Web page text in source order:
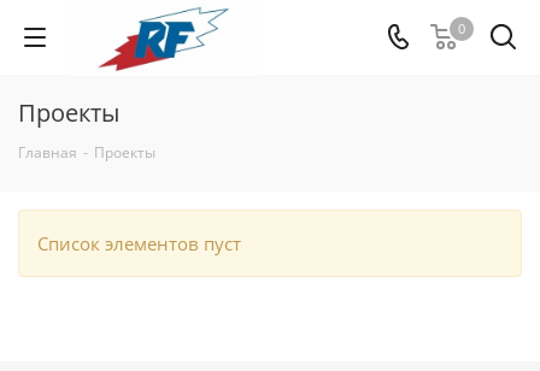
0
Проекты
Главная - Проекты
Список элементов пуст